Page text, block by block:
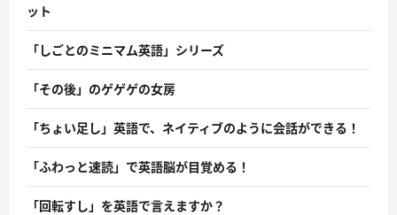
ット
「しごとのミニマム英語」シリーズ
「その後」のゲゲゲの女房
「ちょい足し」英語で、ネイティブのように会話ができる！
「ふわっと速読」で英語脳が目覚める！
「回転すし」を英語で言えますか？